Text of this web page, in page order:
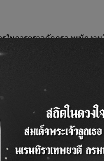
นการตรวจคัดกรองพนักงา
ฐ และมีการตรวจหาเชื้อเป็น
นผลตรวจด้วยใบรับรองแพท
ภายในและภายนอกอาคารไ
ไวรัสได้เป็นอย่างดี ส่วนมาต
ณ์ป้องกันเช่น หน้ากากอนามั
ษัท ทำแบบสอบถามสำหรับ
ดภัยของลูกค้า